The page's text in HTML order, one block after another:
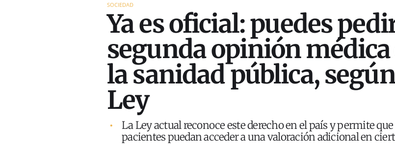
SOCIEDAD
Ya es oficial: puedes
segunda opinión
la sanidad pública,
Ley
La Ley actual reconoce este derecho en el país y permite que
pacientes puedan acceder a una valoración adicional en